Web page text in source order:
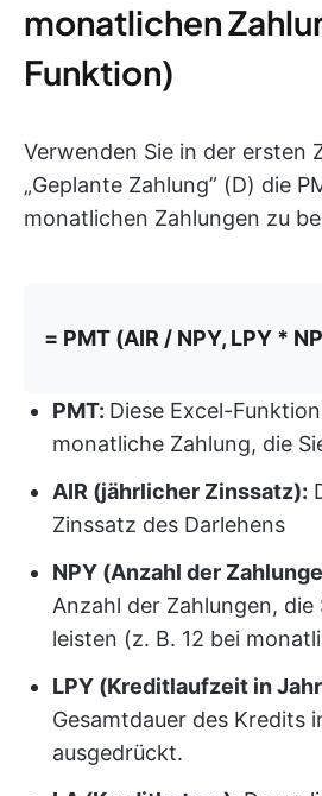
monatlichen
Funktion)
Verwenden Sie in der ersten
„Geplante Zahlung” (D) die
monatlichen Zahlungen zu
= PMT (AIR / NPY, LPY *
PMT: Diese Excel-
monatliche Zahlung, die
AIR (jährlicher Zinssatz):
Zinssatz des Darlehens
NPY (Anzahl der
Anzahl der Zahlungen, die
leisten (z. B. 12 bei
LPY (Kreditlaufzeit in
Gesamtdauer des Kredits
ausgedrückt.